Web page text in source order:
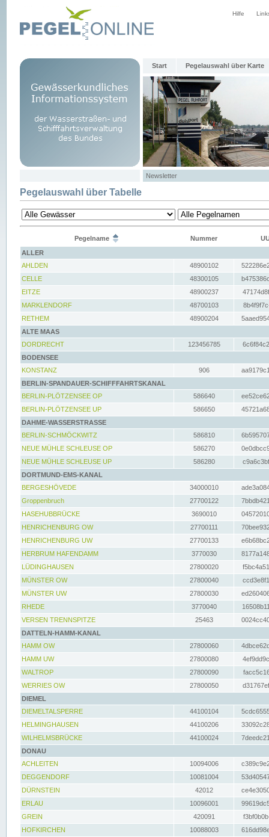
Hilfe
Start Pegelauswahl über Karte
Newsletter
Pegelauswahl über Tabelle
Pegelname Nummer
ALLER
AHLDEN
48900102
CELLE
48300105
EITZE
48900237
MARKLENDORF
48700103
RETHEM
48900204
ALTE MAAS
DORDRECHT
123456785
BODENSEE
KONSTANZ
906
BERLIN-SPANDAUER-SCHIFFFAHRTSKANAL
BERLIN-PLÖTZENSEE OP
586640
BERLIN-PLÖTZENSEE UP
586650
DAHME-WASSERSTRASSE
BERLIN-SCHMÖCKWITZ
586810
NEUE MÜHLE SCHLEUSE OP
586270
NEUE MÜHLE SCHLEUSE UP
586280
DORTMUND-EMS-KANAL
BERGESHÖVEDE
34000010
Groppenbruch
27700122
HASEHUBBRÜCKE
3690010
HENRICHENBURG OW
27700111
HENRICHENBURG UW
27700133
HERBRUM HAFENDAMM
3770030
LÜDINGHAUSEN
27800020
MÜNSTER OW
27800040
MÜNSTER UW
27800030
RHEDE
3770040
VERSEN TRENNSPITZE
25463
DATTELN-HAMM-KANAL
HAMM OW
27800060
HAMM UW
27800080
WALTROP
27800090
WERRIES OW
27800050
DIEMEL
DIEMELTALSPERRE
44100104
HELMINGHAUSEN
44100206
WILHELMSBRÜCKE
44100024
DONAU
ACHLEITEN
10094006
DEGGENDORF
10081004
DÜRNSTEIN
42012
ERLAU
10096001
GREIN
420091
HOFKIRCHEN
10088003